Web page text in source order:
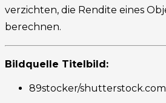
verzichten, die Rendite eines
berechnen.
Bildquelle Titelbild:
89stocker/shutterstock.com